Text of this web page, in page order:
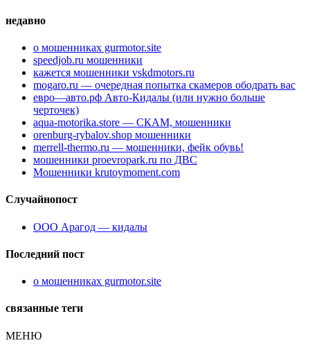
недавно
о мошенниках gurmotor.site
speedjob.ru мошенники
кажется мошенники vskdmotors.ru
mogaro.ru — очередная попытка скамеров ободрать вас
евро—авто.рф Авто-Кидалы (или нужно больше
черточек)
aqua-motorika.store — СКАМ, мошенники
orenburg-rybalov.shop мошенники
merrell-thermo.ru — мошенники, фейк обувь!
мошенники proevropark.ru по ДВС
Мошенники krutoymoment.com
Случайнопост
ООО Арагод — кидалы
Последний пост
о мошенниках gurmotor.site
связанные теги
МЕНЮ